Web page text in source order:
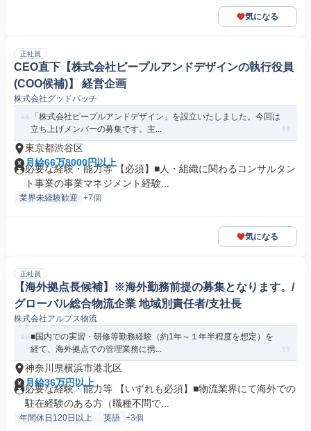
気になる
正社員
CEO直下【株式会社ピープルアンドデザインの執行役員
(COO候補)】 経営企画
株式会社グッドパッチ
「株式会社ピープルアンドデザイン」を設立いたしました。今回は
立ち上げメンバーの募集です。主...
東京都渋谷区
月給66万8000円以上
必要な経験・能力等 【必須】■人・組織に関わるコンサルタン
ト事業の事業マネジメント経験...
業界未経験歓迎 +7個
気になる
正社員
【海外拠点長候補】※海外勤務前提の募集となります。/
グローバル総合物流企業 地域別責任者/支社長
株式会社アルプス物流
■国内での実習・研修等勤務経験（約1年～１年半程度を想定）を
経て、海外拠点での管理業務に携...
神奈川県横浜市港北区
月給36万円以上
必要な経験・能力等 【いずれも必須】■物流業界にて海外での
駐在経験のある方（職種不問で...
年間休日120日以上 英語 +3個